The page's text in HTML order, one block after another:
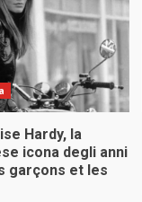
Hardy, la
icona degli anni
garçons et les